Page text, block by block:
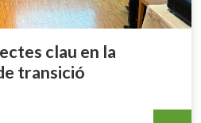
clau en la
transició